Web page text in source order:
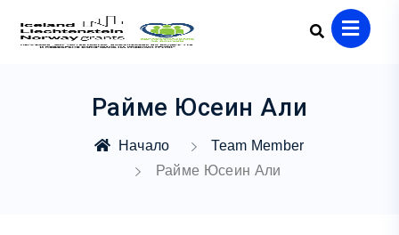
Райме Юсеин Али
Начало
Team Member
Райме Юсеин Али